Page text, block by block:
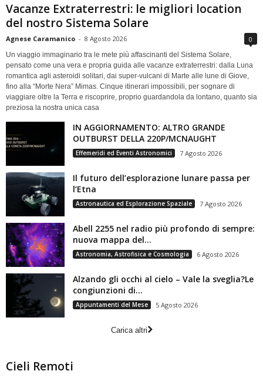
Vacanze Extraterrestri: le migliori location
del nostro Sistema Solare
Agnese Caramanico - 8 Agosto 2026 0
Un viaggio immaginario tra le mete più affascinanti del Sistema Solare,
pensato come una vera e propria guida alle vacanze extraterrestri: dalla Luna
romantica agli asteroidi solitari, dai super-vulcani di Marte alle lune di Giove,
fino alla “Morte Nera” Mimas. Cinque itinerari impossibili, per sognare di
viaggiare oltre la Terra e riscoprire, proprio guardandola da lontano, quanto sia
preziosa la nostra unica casa
IN AGGIORNAMENTO: ALTRO GRANDE
OUTBURST DELLA 220P/MCNAUGHT
Effemeridi ed Eventi Astronomici 7 Agosto 2026
Il futuro dell’esplorazione lunare passa per
l’Etna
Astronautica ed Esplorazione Spaziale 7 Agosto 2026
Abell 2255 nel radio più profondo di sempre:
nuova mappa del...
Astronomia, Astrofisica e Cosmologia 6 Agosto 2026
Alzando gli occhi al cielo – Vale la sveglia?Le
congiunzioni di...
Appuntamenti del Mese 5 Agosto 2026
Carica altri
Cieli Remoti